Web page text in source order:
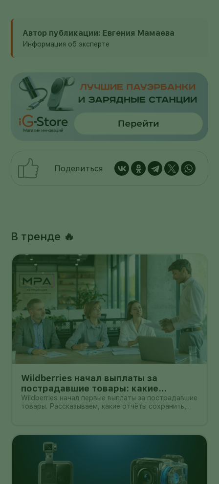
Автор публикации: Евгения Мамаева
Информация об эксперте
Поделиться
В тренде 🔥
Wildberries начал выплаты за
пострадавшие товары: какие
документы собрать и чем поможет
АПМ
Wildberries начал первые выплаты за пострадавшие
товары. Рассказываем, какие отчёты сохранить,